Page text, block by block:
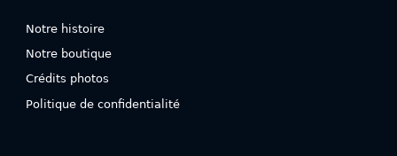
Notre histoire
Notre boutique
Crédits photos
Politique de confidentialité